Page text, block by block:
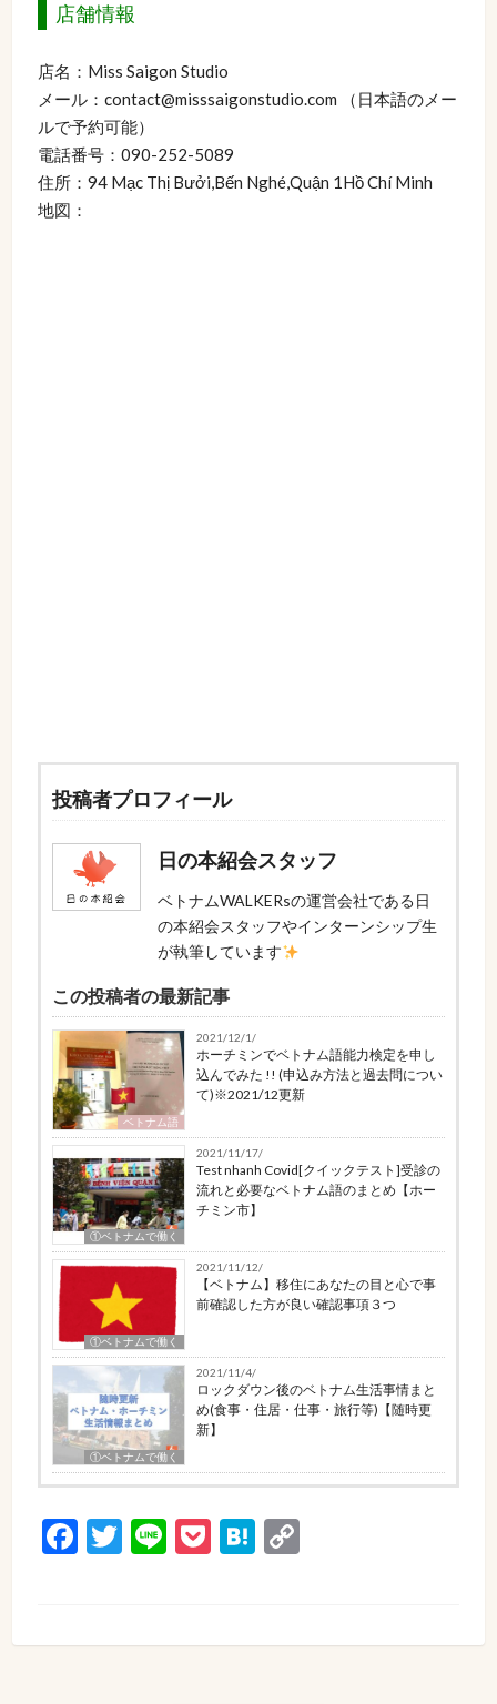
店舗情報
店名：Miss Saigon Studio
メール：contact@misssaigonstudio.com （日本語のメー
ルで予約可能）
電話番号：090-252-5089
住所：94 Mạc Thị Bưởi,Bến Nghé,Quận 1Hồ Chí Minh
地図：
投稿者プロフィール
日の本紹会スタッフ
ベトナムWALKERsの運営会社である日
の本紹会スタッフやインターンシップ生
が執筆しています
この投稿者の最新記事
ベトナム語
2021/12/1/
ホーチミンでベトナム語能力検定を申し
込んでみた !! (申込み方法と過去問につい
て)※2021/12更新
①ベトナムで働く
2021/11/17/
Test nhanh Covid[クイックテスト]受診の
流れと必要なベトナム語のまとめ【ホー
チミン市】
①ベトナムで働く
2021/11/12/
【ベトナム】移住にあなたの目と心で事
前確認した方が良い確認事項３つ
①ベトナムで働く
2021/11/4/
ロックダウン後のベトナム生活事情まと
め(食事・住居・仕事・旅行等)【随時更
新】
Facebook
Twitter
LinePocketHatena
Copy